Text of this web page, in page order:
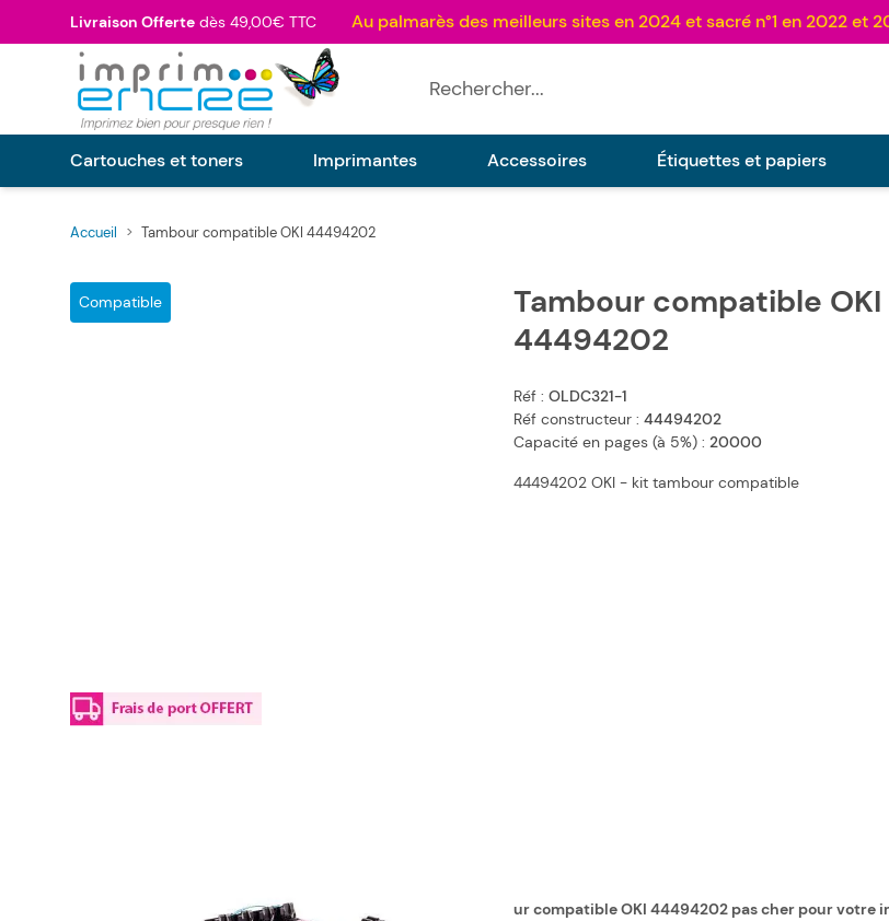
Livraison Offerte dès 49,00€ TTC
Cartouches et toners Imprimantes Accessoires Étiquettes et papiers
Accueil > Tambour compatible OKI 44494202
Compatible
Main image
Click to view image in fullscreen
Tambour compatible OKI
44494202
Réf : OLDC321-1
Réf constructeur : 44494202
Capacité en pages (à 5%) : 20000
44494202 OKI - kit tambour compatible
Optimisez les coûts de votre entreprise grâce à notre Tambour compatible OKI 44494202 pas cher pour